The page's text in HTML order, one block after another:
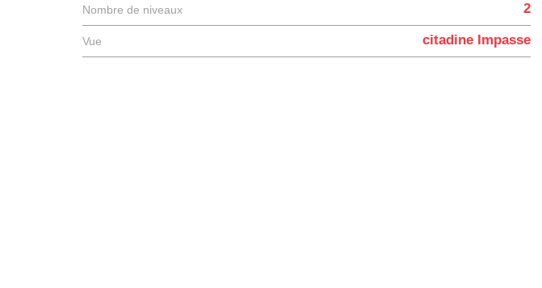
Nombre de niveaux 2
Vue citadine Impasse